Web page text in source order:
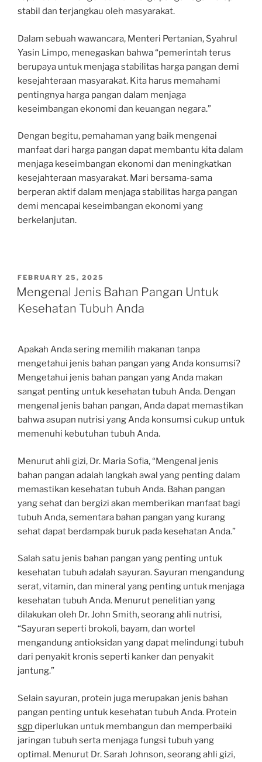
stabil dan terjangkau oleh masyarakat.
Dalam sebuah wawancara, Menteri Pertanian, Syahrul
Yasin Limpo, menegaskan bahwa “pemerintah terus
berupaya untuk menjaga stabilitas harga pangan demi
kesejahteraan masyarakat. Kita harus memahami
pentingnya harga pangan dalam menjaga
keseimbangan ekonomi dan keuangan negara.”
Dengan begitu, pemahaman yang baik mengenai
manfaat dari harga pangan dapat membantu kita dalam
menjaga keseimbangan ekonomi dan meningkatkan
kesejahteraan masyarakat. Mari bersama-sama
berperan aktif dalam menjaga stabilitas harga pangan
demi mencapai keseimbangan ekonomi yang
berkelanjutan.
POSTED
ON
FEBRUARY 25, 2025
Mengenal Jenis Bahan Pangan Untuk
Kesehatan Tubuh Anda
Apakah Anda sering memilih makanan tanpa
mengetahui jenis bahan pangan yang Anda konsumsi?
Mengetahui jenis bahan pangan yang Anda makan
sangat penting untuk kesehatan tubuh Anda. Dengan
mengenal jenis bahan pangan, Anda dapat memastikan
bahwa asupan nutrisi yang Anda konsumsi cukup untuk
memenuhi kebutuhan tubuh Anda.
Menurut ahli gizi, Dr. Maria Sofia, “Mengenal jenis
bahan pangan adalah langkah awal yang penting dalam
memastikan kesehatan tubuh Anda. Bahan pangan
yang sehat dan bergizi akan memberikan manfaat bagi
tubuh Anda, sementara bahan pangan yang kurang
sehat dapat berdampak buruk pada kesehatan Anda.”
Salah satu jenis bahan pangan yang penting untuk
kesehatan tubuh adalah sayuran. Sayuran mengandung
serat, vitamin, dan mineral yang penting untuk menjaga
kesehatan tubuh Anda. Menurut penelitian yang
dilakukan oleh Dr. John Smith, seorang ahli nutrisi,
“Sayuran seperti brokoli, bayam, dan wortel
mengandung antioksidan yang dapat melindungi tubuh
dari penyakit kronis seperti kanker dan penyakit
jantung.”
Selain sayuran, protein juga merupakan jenis bahan
pangan penting untuk kesehatan tubuh Anda. Protein
sgpdiperlukan untuk membangun dan memperbaiki
jaringan tubuh serta menjaga fungsi tubuh yang
optimal. Menurut Dr. Sarah Johnson, seorang ahli gizi,